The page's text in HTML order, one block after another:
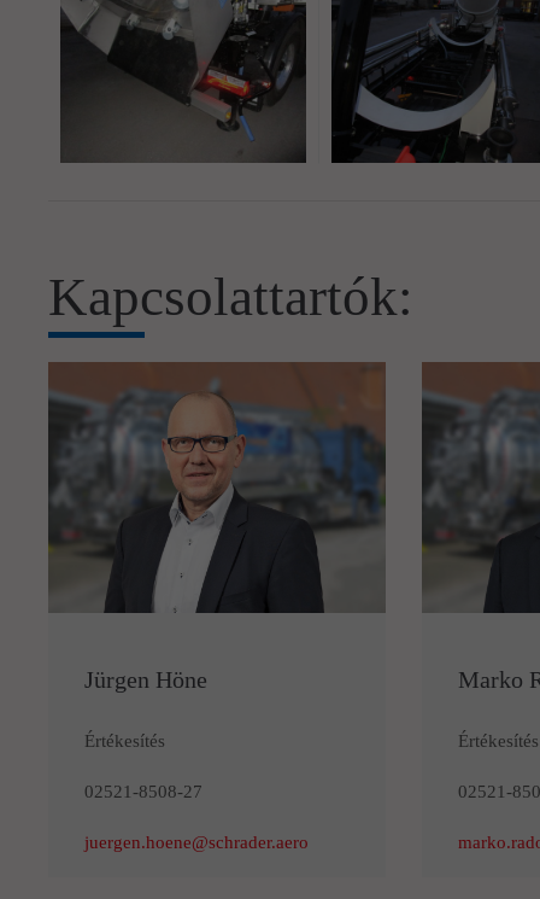
Kapcsolattartók:
Jürgen Höne
Értékesítés
02521-8508-27
juergen.hoene@schrader.aero
Marko
Értékesítés
02521-